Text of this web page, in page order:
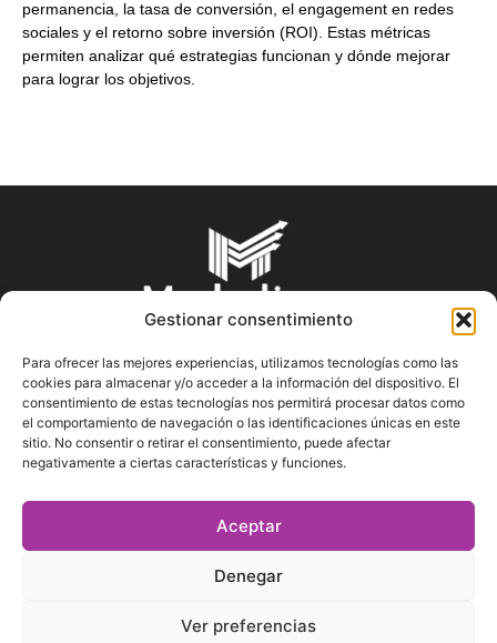
Gestionar consentimiento
Para ofrecer las mejores experiencias, utilizamos tecnologías como las
cookies para almacenar y/o acceder a la información del dispositivo. El
consentimiento de estas tecnologías nos permitirá procesar datos como
el comportamiento de navegación o las identificaciones únicas en este
sitio. No consentir o retirar el consentimiento, puede afectar
negativamente a ciertas características y funciones.
Aceptar
Denegar
Ver preferencias
permanencia, la tasa de conversión, el engagement en redes
sociales y el retorno sobre inversión (ROI). Estas métricas
permiten analizar qué estrategias funcionan y dónde mejorar
para lograr los objetivos.
SOBRE NOSOTROS
En Marketin.es encontrarás la más actualizada y veraz
información sobre el mundo del marketing; consejos
SÍGUENOS